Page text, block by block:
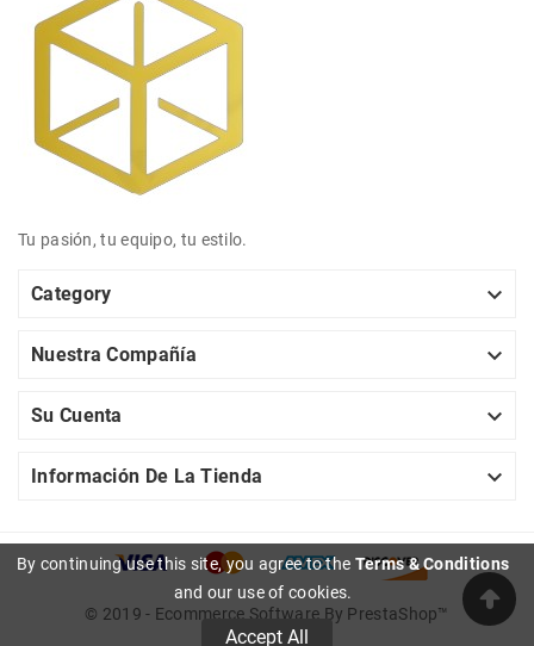
By continuing use this site, you agree to the Terms & Conditions
and our use of cookies.
Accept All
Tu pasión, tu equipo, tu estilo.
Category 
Nuestra Compañía 
Su Cuenta 
Información De La Tienda 
© 2019 - Ecommerce Software By PrestaShop™